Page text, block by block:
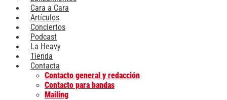
Cara a Cara
Artículos
Conciertos
Podcast
La Heavy
Tienda
Contacta
Contacto general y redacción
Contacto para bandas
Mailing